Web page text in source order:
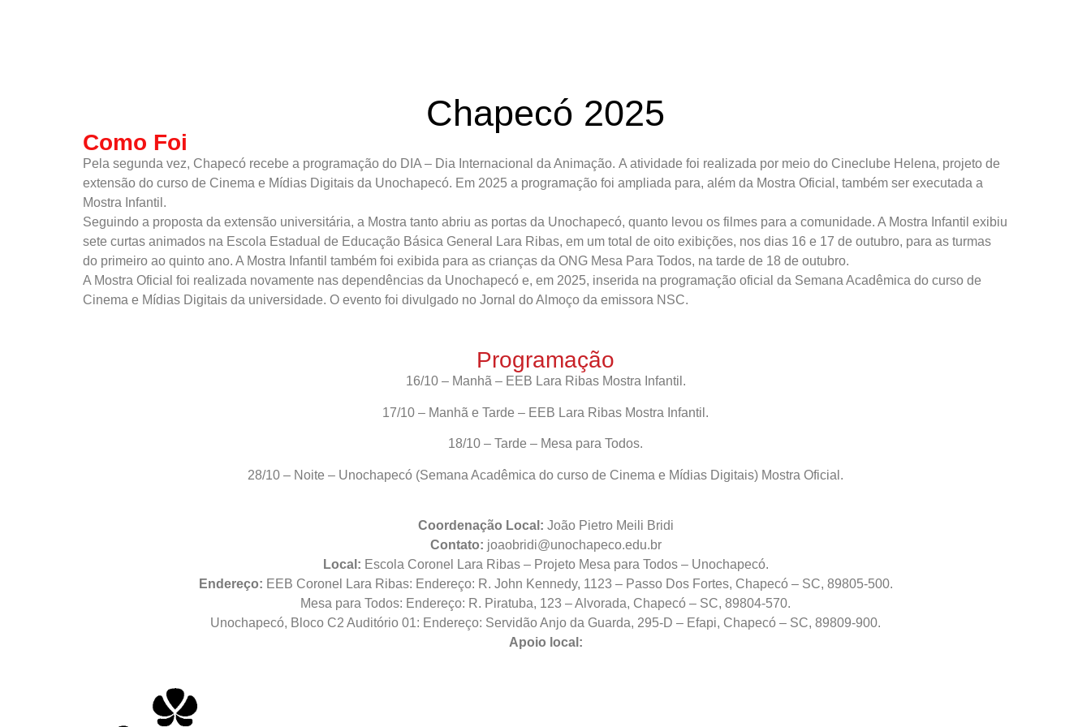
Chapecó 2025
Como Foi
Pela segunda vez, Chapecó recebe a programação do DIA – Dia Internacional da Animação. A atividade foi realizada por meio do Cineclube Helena, projeto de
extensão do curso de Cinema e Mídias Digitais da Unochapecó. Em 2025 a programação foi ampliada para, além da Mostra Oficial, também ser executada a
Mostra Infantil.
Seguindo a proposta da extensão universitária, a Mostra tanto abriu as portas da Unochapecó, quanto levou os filmes para a comunidade. A Mostra Infantil exibiu
sete curtas animados na Escola Estadual de Educação Básica General Lara Ribas, em um total de oito exibições, nos dias 16 e 17 de outubro, para as turmas
do primeiro ao quinto ano. A Mostra Infantil também foi exibida para as crianças da ONG Mesa Para Todos, na tarde de 18 de outubro.
A Mostra Oficial foi realizada novamente nas dependências da Unochapecó e, em 2025, inserida na programação oficial da Semana Acadêmica do curso de
Cinema e Mídias Digitais da universidade. O evento foi divulgado no Jornal do Almoço da emissora NSC.
Programação
16/10 – Manhã – EEB Lara Ribas Mostra Infantil.
17/10 – Manhã e Tarde – EEB Lara Ribas Mostra Infantil.
18/10 – Tarde – Mesa para Todos.
28/10 – Noite – Unochapecó (Semana Acadêmica do curso de Cinema e Mídias Digitais) Mostra Oficial.
Coordenação Local: João Pietro Meili Bridi
Contato: joaobridi@unochapeco.edu.br
Local: Escola Coronel Lara Ribas – Projeto Mesa para Todos – Unochapecó.
Endereço: EEB Coronel Lara Ribas: Endereço: R. John Kennedy, 1123 – Passo Dos Fortes, Chapecó – SC, 89805-500.
Mesa para Todos: Endereço: R. Piratuba, 123 – Alvorada, Chapecó – SC, 89804-570.
Unochapecó, Bloco C2 Auditório 01: Endereço: Servidão Anjo da Guarda, 295-D – Efapi, Chapecó – SC, 89809-900.
Apoio local: